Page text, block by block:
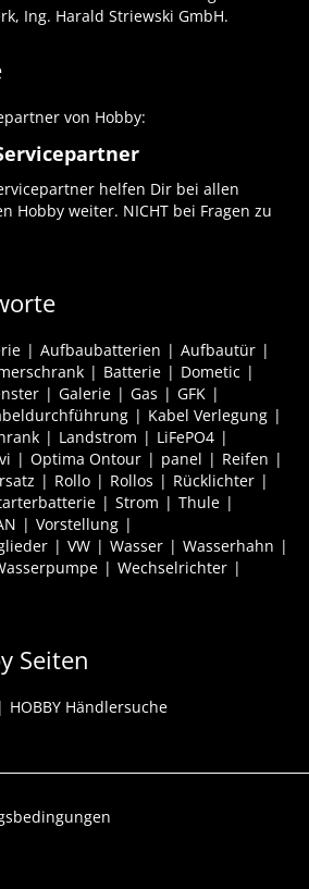
Ing. Harald Striewski GmbH.
von Hobby:
helfen Dir bei allen
Hobby weiter. NICHT bei Fragen zu
Aufbaubatterien
Aufbautür
Batterie
Dometic
Galerie Gas
GFK
Kabel Verlegung
Landstrom
LiFePO4
Optima Ontour panel
Reifen
Rollo Rollos
Rücklichter
Strom
Thule
Vorstellung
VW Wasser
Wasserhahn
Wechselrichter
Seiten
HOBBY Händlersuche